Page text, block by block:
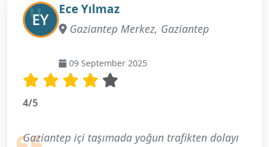
Ece Yılmaz
Gaziantep Merkez, Gaziantep
09 September 2025
4/5
Gaziantep içi taşımada yoğun trafikten dolayı